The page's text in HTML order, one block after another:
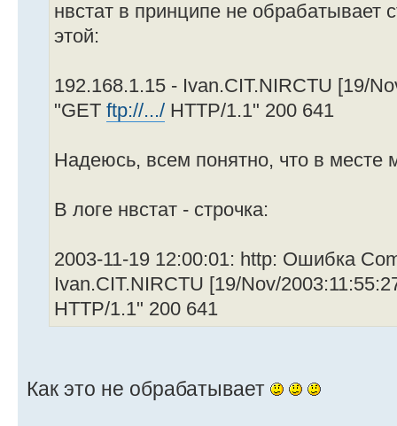
нвстат в принципе не обрабатывает
этой:
192.168.1.15 - Ivan.CIT.NIRCTU [19/
"GET ftp://.../ HTTP/1.1" 200 641
Надеюсь, всем понятно, что в месте
В логе нвстат - строчка:
2003-11-19 12:00:01: http: Ошибка
Ivan.CIT.NIRCTU [19/Nov/
HTTP/1.1" 200 641
Как это не обрабатывает